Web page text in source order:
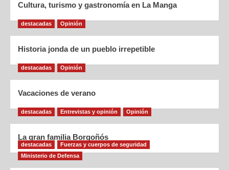
Cultura, turismo y gastronomía en La Manga
destacadas Opinión
Historia jonda de un pueblo irrepetible
destacadas Opinión
Vacaciones de verano
destacadas Entrevistas y opinión Opinión
La gran familia Borgoñós
destacadas
Fuerzas y cuerpos de seguridad
Ministerio de Defensa